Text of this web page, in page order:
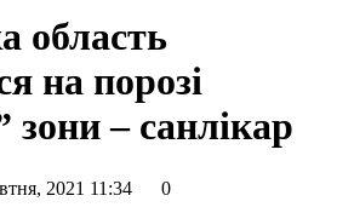
область
на порозі
зони – санлікар
2021 11:34
0